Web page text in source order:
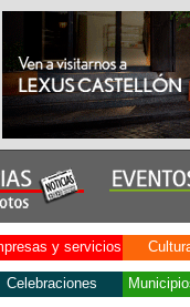
y servicios
Celebraciones